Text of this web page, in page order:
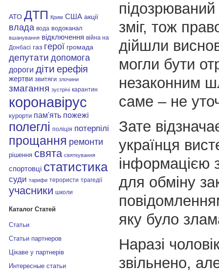
АТО ДТП Крим США акції
влада вода водоканал
вшанування відключення війна на
Донбасі газ герої громада
депутати допомога
дороги діти ерефія
жертви звитяги злочини
змагання зустрічі карантин
коронавірус
курорти пам'ять пожежі
полеглі поліція потерпілі
прощання ремонти
рішення свята святкування
спортовці статистика
суди тарифи терористи трагедії
учасники школи
Каталог Статей
Статьи
Статьи партнеров
Цікаве у партнерів
Интересные статьи
зміг, тож
дійшли
могли бути
незаконним
саме – не
Зате
українця
інформацією
для обміну
яку було
Наразі
звільнено,